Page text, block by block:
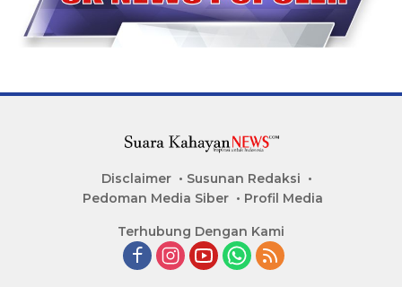
Disclaimer
Susunan Redaksi
Pedoman Media Siber
Profil Media
Terhubung Dengan Kami